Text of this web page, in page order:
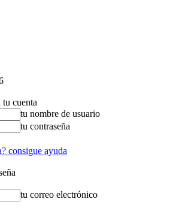
cuenta
tu nombre de usuario
tu contraseña
consigue ayuda
tu correo electrónico